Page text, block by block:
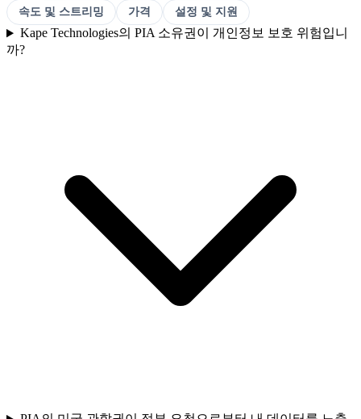
속도 및 스트리밍
가격 설정 및 지원
Kape Technologies의 PIA 소유권이 개인정보 보호 위험입니
까?